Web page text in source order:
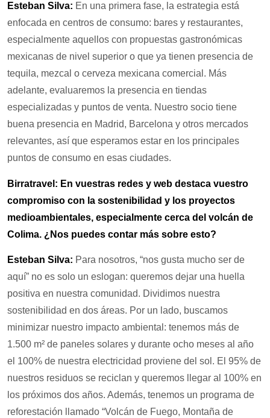
Esteban Silva: En una primera fase, la estrategia está
enfocada en centros de consumo: bares y restaurantes,
especialmente aquellos con propuestas gastronómicas
mexicanas de nivel superior o que ya tienen presencia de
tequila, mezcal o cerveza mexicana comercial. Más
adelante, evaluaremos la presencia en tiendas
especializadas y puntos de venta. Nuestro socio tiene
buena presencia en Madrid, Barcelona y otros mercados
relevantes, así que esperamos estar en los principales
puntos de consumo en esas ciudades.
Birratravel: En vuestras redes y web destaca vuestro
compromiso con la sostenibilidad y los proyectos
medioambientales, especialmente cerca del volcán de
Colima. ¿Nos puedes contar más sobre esto?
Esteban Silva: Para nosotros, “nos gusta mucho ser de
aquí” no es solo un eslogan: queremos dejar una huella
positiva en nuestra comunidad. Dividimos nuestra
sostenibilidad en dos áreas. Por un lado, buscamos
minimizar nuestro impacto ambiental: tenemos más de
1.500 m² de paneles solares y durante ocho meses al año
el 100% de nuestra electricidad proviene del sol. El 95% de
nuestros residuos se reciclan y queremos llegar al 100% en
los próximos dos años. Además, tenemos un programa de
reforestación llamado “Volcán de Fuego, Montaña de